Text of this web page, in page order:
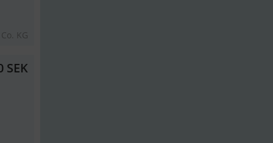
KG
SEK